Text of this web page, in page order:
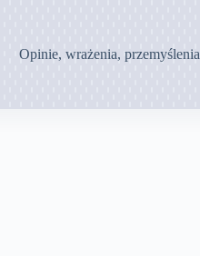
Opinie, wrażenia, przemyślenia